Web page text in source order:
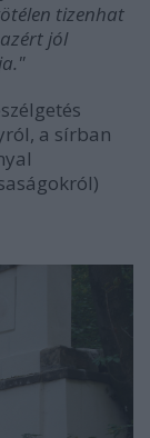
tizenhat
jól
a sírban